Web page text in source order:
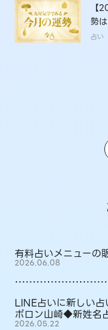
【
勢
占い
有料占いメニューの
2026.06.08
LINE占いに新しい
ポロン山崎◆新姓名
2026.05.22